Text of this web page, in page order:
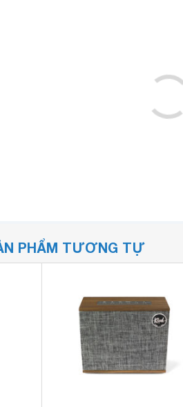
PHẨM TƯƠNG TỰ